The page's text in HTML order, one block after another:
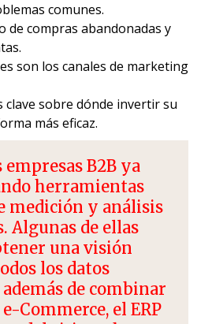
comunes.
de compras abandonadas y
son los canales de marketing
clave sobre dónde invertir su
más eficaz.
empresas B2B ya
herramientas
medición y análisis
Algunas de ellas
una visión
los datos
de combinar
Commerce, el ERP